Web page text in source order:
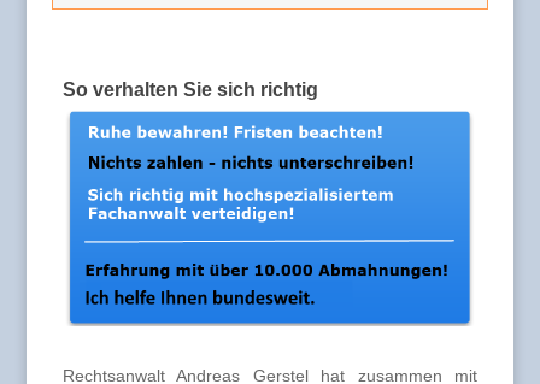
So verhalten Sie sich richtig
Rechtsanwalt Andreas Gerstel hat zusammen mit